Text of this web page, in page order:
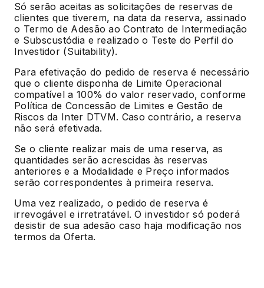
Só serão aceitas as solicitações de reservas de
clientes que tiverem, na data da reserva, assinado
o Termo de Adesão ao Contrato de Intermediação
e Subscustódia e realizado o Teste do Perfil do
Investidor (Suitability).
Para efetivação do pedido de reserva é necessário
que o cliente disponha de Limite Operacional
compatível a 100% do valor reservado, conforme
Política de Concessão de Limites e Gestão de
Riscos da Inter DTVM. Caso contrário, a reserva
não será efetivada.
Se o cliente realizar mais de uma reserva, as
quantidades serão acrescidas às reservas
anteriores e a Modalidade e Preço informados
serão correspondentes à primeira reserva.
Uma vez realizado, o pedido de reserva é
irrevogável e irretratável. O investidor só poderá
desistir de sua adesão caso haja modificação nos
termos da Oferta.